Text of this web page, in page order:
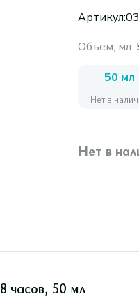
Артикул:
Объем, мл:
50 мл
Нет в
Нет в
часов, 50 мл